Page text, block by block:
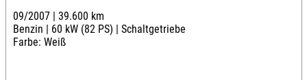
09/2007 | 39.600 km
Benzin | 60 kW (82 PS) | Schaltgetriebe
Farbe: Weiß